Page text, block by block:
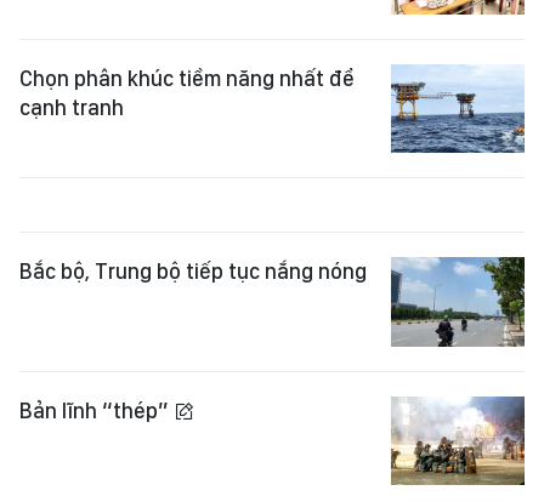
Chọn phân khúc tiềm năng nhất để
cạnh tranh
Bắc bộ, Trung bộ tiếp tục nắng nóng
Bản lĩnh “thép”